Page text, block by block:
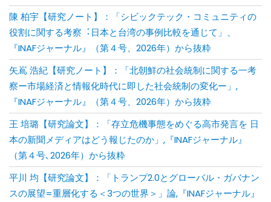
陳 柏宇【研究ノート】：「シビックテック・コミュニティの
役割に関する考察︓⽇本と台湾の事例⽐較を通じて」、
『INAFジャーナル』（第４号、2026年）から抜粋
矢嶌 浩紀【研究ノート】：「北朝鮮の社会統制に関する一考
察ー市場経済と情報化時代に即した社会統制の変化ー」,
『INAFジャーナル』（第４号、2026年）から抜粋
王 培璐【研究論文】：「存⽴危機事態をめぐる⾼市発⾔を ⽇
本の新聞メディアはどう報じたのか」,『INAFジャーナル』
（第４号､2026年）から抜粋
平川 均【研究論文】：「トランプ2.0とグローバル・ガバナン
スの展望=重層化する＜3つの世界＞」論,『INAFジャーナル』